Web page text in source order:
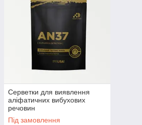
Серветки для виявлення
аліфатичних вибухових
речовин
Під замовлення